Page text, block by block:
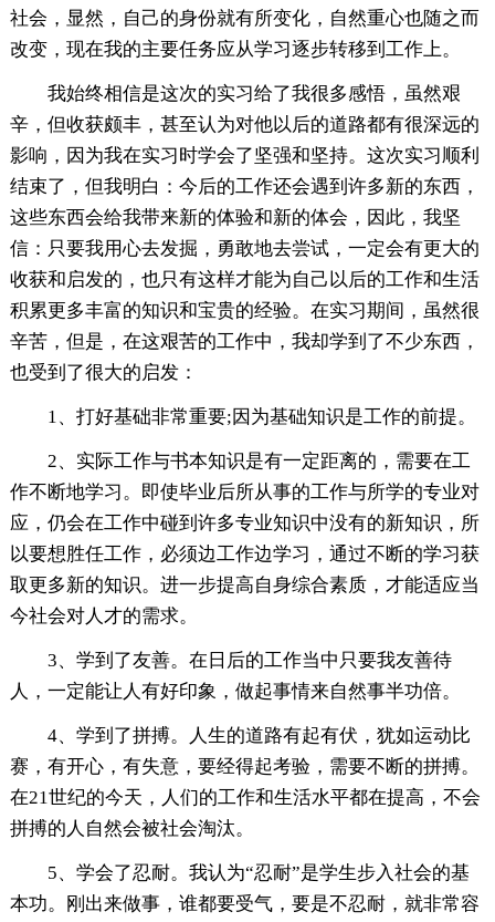
社会，显然，自己的身份就有所变化，自然重心也随之而
改变，现在我的主要任务应从学习逐步转移到工作上。
我始终相信是这次的实习给了我很多感悟，虽然艰
辛，但收获颇丰，甚至认为对他以后的道路都有很深远的
影响，因为我在实习时学会了坚强和坚持。这次实习顺利
结束了，但我明白：今后的工作还会遇到许多新的东西，
这些东西会给我带来新的体验和新的体会，因此，我坚
信：只要我用心去发掘，勇敢地去尝试，一定会有更大的
收获和启发的，也只有这样才能为自己以后的工作和生活
积累更多丰富的知识和宝贵的经验。在实习期间，虽然很
辛苦，但是，在这艰苦的工作中，我却学到了不少东西，
也受到了很大的启发：
1、打好基础非常重要;因为基础知识是工作的前提。
2、实际工作与书本知识是有一定距离的，需要在工
作不断地学习。即使毕业后所从事的工作与所学的专业对
应，仍会在工作中碰到许多专业知识中没有的新知识，所
以要想胜任工作，必须边工作边学习，通过不断的学习获
取更多新的知识。进一步提高自身综合素质，才能适应当
今社会对人才的需求。
3、学到了友善。在日后的工作当中只要我友善待
人，一定能让人有好印象，做起事情来自然事半功倍。
4、学到了拼搏。人生的道路有起有伏，犹如运动比
赛，有开心，有失意，要经得起考验，需要不断的拼搏。
在21世纪的今天，人们的工作和生活水平都在提高，不会
拼搏的人自然会被社会淘汰。
5、学会了忍耐。我认为“忍耐”是学生步入社会的基
本功。刚出来做事，谁都要受气，要是不忍耐，就非常容